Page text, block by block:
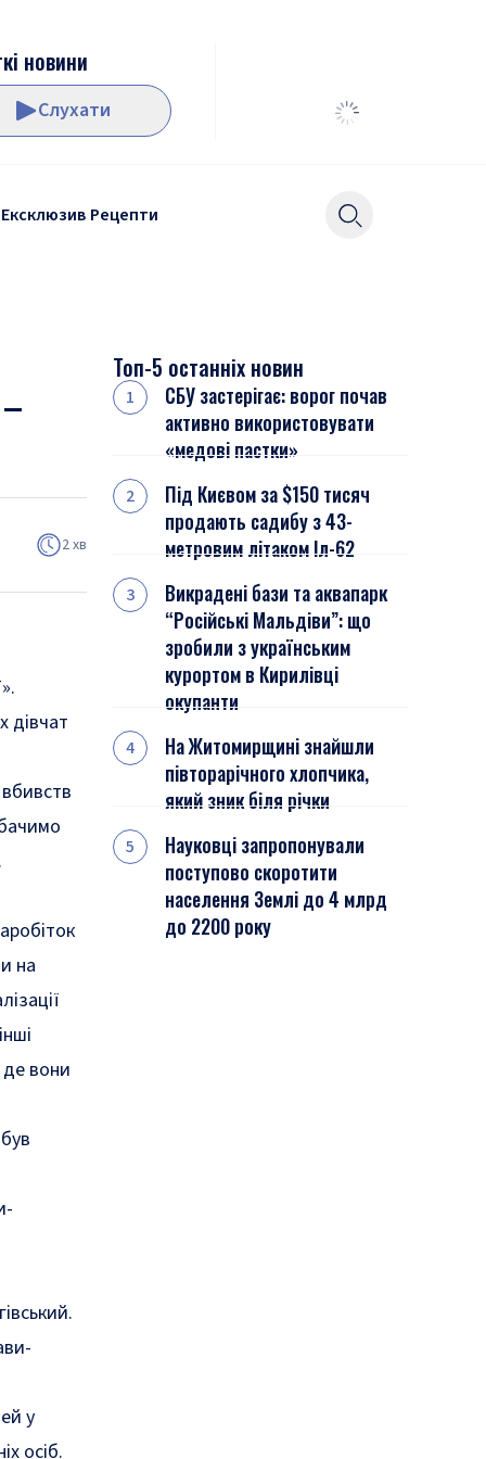
новини
Слухати
Ексклюзив Рецепти
2 хв
дівчат
на
де вони
у
осіб.
Топ-5 останніх новин
СБУ застерігає: ворог почав
активно використовувати
«медові пастки»
Під Києвом за $150 тисяч
продають садибу з 43-
метровим літаком Іл-62
Викрадені бази та аквапарк
“Російські Мальдіви”: що
зробили з українським
курортом в Кирилівці
окупанти
На Житомирщині знайшли
півторарічного хлопчика,
який зник біля річки
Науковці запропонували
поступово скоротити
населення Землі до 4 млрд
до 2200 року